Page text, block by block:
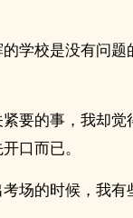
学校是没有问题
要的事，我却觉
口而已。
场的时候，我有